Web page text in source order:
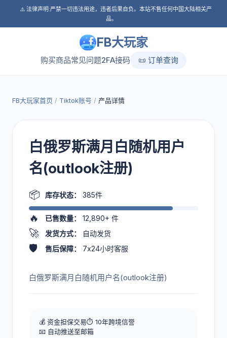
⚠️ 法律声明:严禁一切违法用途，违者后果自负。本站不售任何中国大陆相关产
品。
FB大玩家
购买商品常见问题2FA接码 📜 订单查询
FB大玩家首页 / Tiktok账号 / 产品详情
白俄罗斯满月白随机用户
名(outlook注册)
📦 库存状态： 385件
🔥 已售数量： 12,890+ 件
🚀 发货方式： 自动发货
🛡️ 售后保障： 7x24小时客服
白俄罗斯满月白随机用户名(outlook注册)
💰 资金担保交易⏱️ 10年跨境信誉
📧 自动推送至邮箱